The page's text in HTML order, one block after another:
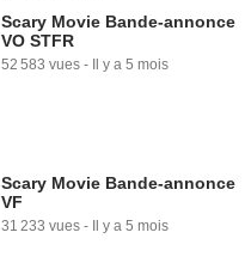
Scary Movie Bande-annonce
VO STFR
52 583 vues - Il y a 5 mois
Scary Movie Bande-annonce
VF
31 233 vues - Il y a 5 mois